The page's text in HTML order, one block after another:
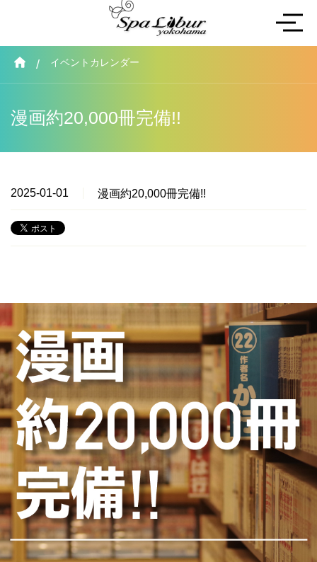
イベントカレンダー
漫画約20,000冊完備!!
2025-01-01 漫画約20,000冊完備!!